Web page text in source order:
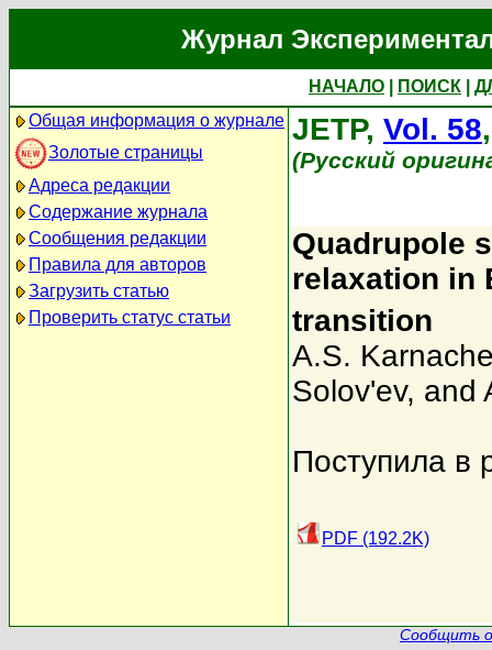
Журнал
НАЧАЛО ПОИСК
Общая информация о журнале
Золотые страницы
Адреса редакции
Содержание журнала
Сообщения редакции
Правила для авторов
Загрузить статью
Проверить статус статьи
JETP, Vol. 58
(Русский
Quadrupole
relaxation in
transition
A.S.
Solov'ev, and
Поступила в
PDF (192.2K)
Сообщить о